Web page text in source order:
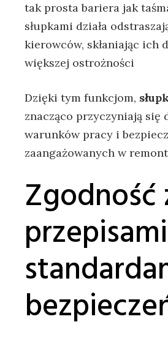
tak prosta bariera jak
słupkami działa
kierowców, skłaniając ich
większej ostrożności
Dzięki tym funkcjom,
znacząco przyczyniają się
warunków pracy i
zaangażowanych w
Zgodność